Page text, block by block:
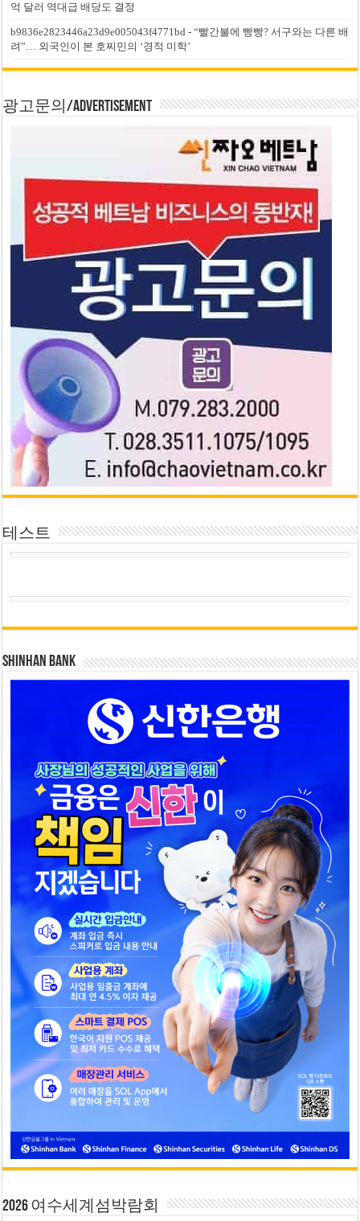
억 달러 역대급 배당도 결정
b9836e2823446a23d9e005043f4771bd -“빨간불에 빵빵? 서구와는 다른 배
려”… 외국인이 본 호찌민의 ‘경적 미학’
광고문의/Advertisement
테스트
SHINHAN BANK
2026 여수세계섬박람회